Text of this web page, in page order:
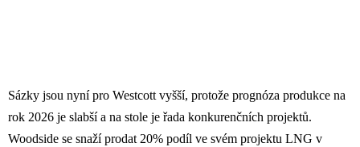
Sázky jsou nyní pro Westcott vyšší, protože prognóza produkce na
rok 2026 je slabší a na stole je řada konkurenčních projektů.
Woodside se snaží prodat 20% podíl ve svém projektu LNG v